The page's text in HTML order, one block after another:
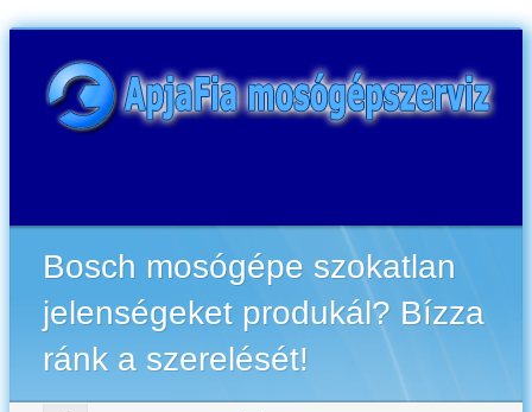
Bosch mosógépe szokatlan
jelenségeket produkál? Bízza
ránk a szerelését!